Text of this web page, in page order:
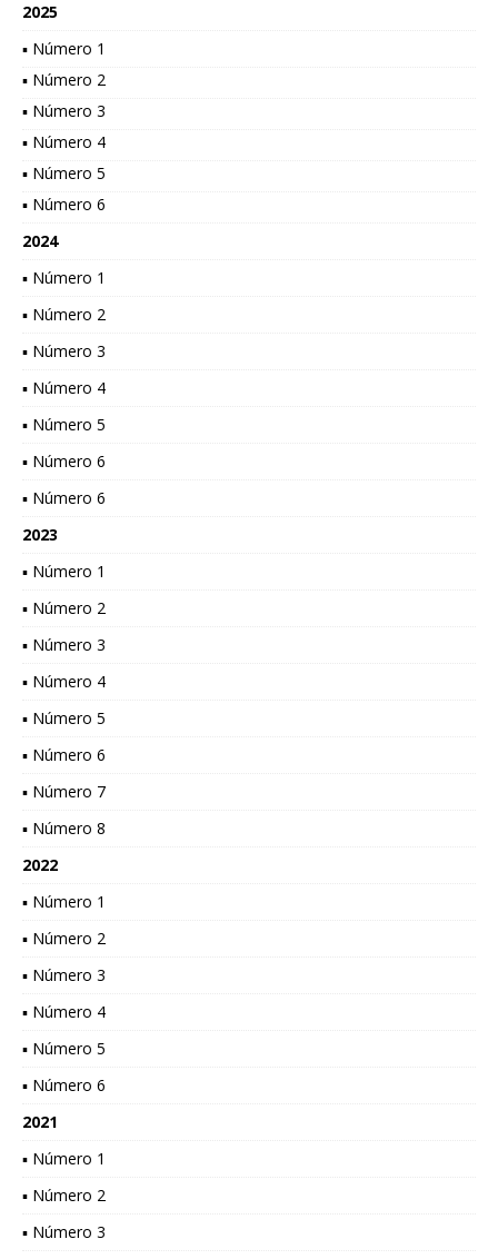
2025
▪ Número 1
▪ Número 2
▪ Número 3
▪ Número 4
▪ Número 5
▪ Número 6
2024
▪ Número 1
▪ Número 2
▪ Número 3
▪ Número 4
▪ Número 5
▪ Número 6
▪ Número 6
2023
▪ Número 1
▪ Número 2
▪ Número 3
▪ Número 4
▪ Número 5
▪ Número 6
▪ Número 7
▪ Número 8
2022
▪ Número 1
▪ Número 2
▪ Número 3
▪ Número 4
▪ Número 5
▪ Número 6
2021
▪ Número 1
▪ Número 2
▪ Número 3